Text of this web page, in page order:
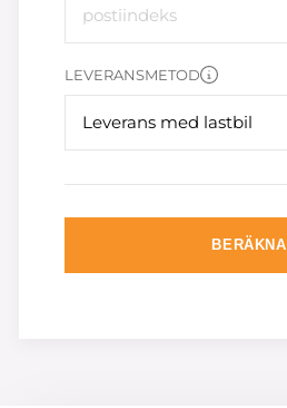
LEVERANSMETOD
Leverans med lastbil
BERÄKNA